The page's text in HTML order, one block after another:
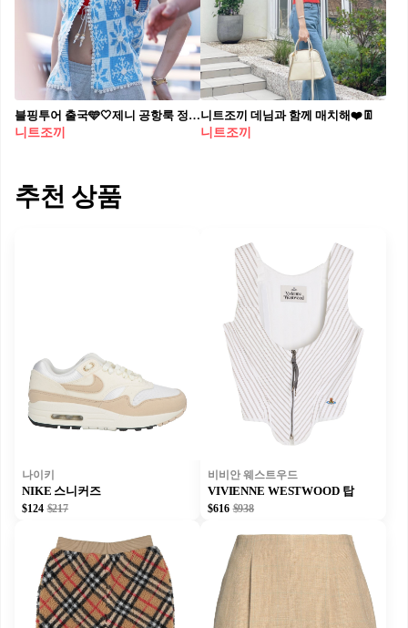
블핑투어 출국🩵🤍제니 공항룩 정보 편안한 니트 조끼부터 발꼬락 신발까지🦺🦶체크할 핵심 4가지 1. 비브람파이브핑거스 V-SOUL 스웨트 팬츠 아래 슬며시 드러난 멀티토 슈즈가 제니의 포인트를 더했습니다. 발을 따라 유연하게 흐르는 실루엣이 기능성과 스타일을 동시에 만족시키며 전체 룩에 쿨한 텐션을 부여합니다. 2. 영앤생 스노우플레이크 조끼 니트 베스트와 레드 브라톱의 선명한 대비와 민소매 라인이 시선을 잡습니다. 영앤생 스케치 라인을 기반으로 한 이 조끼는 헤리티지 감성과 핸드비즈 디테일이 어우러져 자유로운 스타일을 완성했습니다. 3. 더로우 인디아 가죽 백 자연스럽게 손에 쥔 크림 컬러의 백이 캐주얼한 착장에 정제된 무드를 더했습니다. 부드러운 가죽 질감과 구조적인 실루엣이 더로우 특유의 절제된 미학을 드러내며 전체 스타일의 균형을 잡아주었습니다. 4. 슈프림 왁스 울 볼캡 그레이 그레이 톤 볼캡이 상체 룩과 조화롭게 어우러집니다. 왁스 처리된 울 텍스처는 깊이를 더하고, 자수 로고가 슈프림 특유의 스트릿 무드를 전하며 제니의 쿨한 분위기를 강조했습니다.
니트조끼
니트조끼 데님과 함께 매치해❤️👖​
니트조끼
추천 상품
나이키
NIKE 스니커즈
$124 $217
비비안 웨스트우드
VIVIENNE WESTWOOD 탑
$616 $938